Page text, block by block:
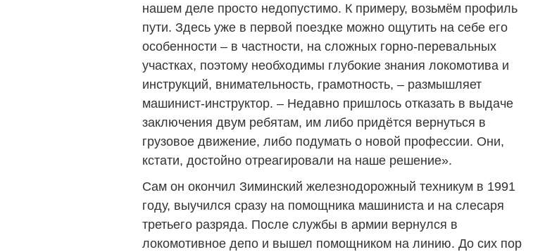
нашем деле просто недопустимо. К примеру, возьмём профиль
пути. Здесь уже в первой поездке можно ощутить на себе его
особенности – в частности, на сложных горно-перевальных
участках, поэтому необходимы глубокие знания локомотива и
инструкций, внимательность, грамотность, – размышляет
машинист-инструктор. – Недавно пришлось отказать в выдаче
заключения двум ребятам, им либо придётся вернуться в
грузовое движение, либо подумать о новой профессии. Они,
кстати, достойно отреагировали на наше решение».
Сам он окончил Зиминский железнодорожный техникум в 1991
году, выучился сразу на помощника машиниста и на слесаря
третьего разряда. После службы в армии вернулся в
локомотивное депо и вышел помощником на линию. До сих пор